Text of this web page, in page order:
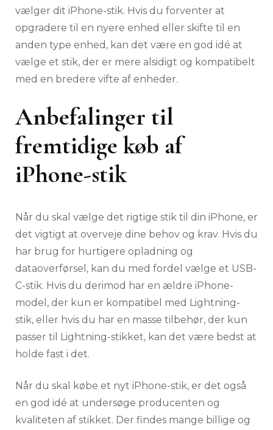
vælger dit iPhone-stik. Hvis du forventer at
opgradere til en nyere enhed eller skifte til en
anden type enhed, kan det være en god idé at
vælge et stik, der er mere alsidigt og kompatibelt
med en bredere vifte af enheder.
Anbefalinger til
fremtidige køb af
iPhone-stik
Når du skal vælge det rigtige stik til din iPhone, er
det vigtigt at overveje dine behov og krav. Hvis du
har brug for hurtigere opladning og
dataoverførsel, kan du med fordel vælge et USB-
C-stik. Hvis du derimod har en ældre iPhone-
model, der kun er kompatibel med Lightning-
stik, eller hvis du har en masse tilbehør, der kun
passer til Lightning-stikket, kan det være bedst at
holde fast i det.
Når du skal købe et nyt iPhone-stik, er det også
en god idé at undersøge producenten og
kvaliteten af stikket. Der findes mange billige og